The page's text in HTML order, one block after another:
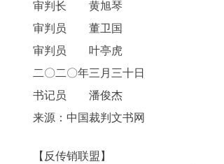
审判长 黄旭琴
审判员 董卫国
审判员 叶亭虎
二〇二〇年三月三十日
书记员 潘俊杰
来源：中国裁判文书网
【反传销联盟】